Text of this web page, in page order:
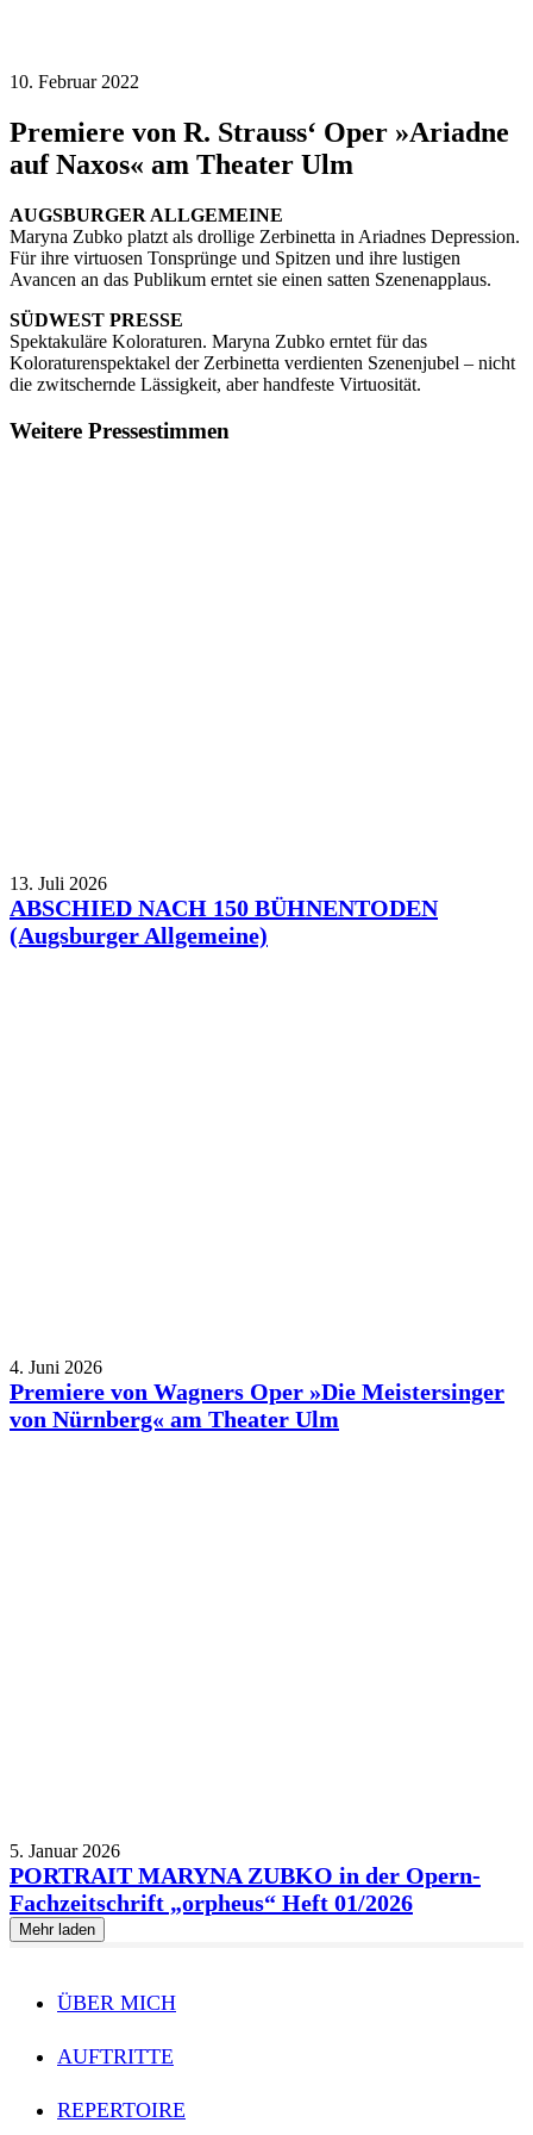
10. Februar 2022
Premiere von R. Strauss‘ Oper »Ariadne
auf Naxos« am Theater Ulm
AUGSBURGER ALLGEMEINE
Maryna Zubko platzt als drollige Zerbinetta in Ariadnes Depression.
Für ihre virtuosen Tonsprünge und Spitzen und ihre lustigen
Avancen an das Publikum erntet sie einen satten Szenenapplaus.
SÜDWEST PRESSE
Spektakuläre Koloraturen. Maryna Zubko erntet für das
Koloraturenspektakel der Zerbinetta verdienten Szenenjubel – nicht
die zwitschernde Lässigkeit, aber handfeste Virtuosität.
Weitere Pressestimmen
13. Juli 2026
ABSCHIED NACH 150 BÜHNENTODEN
(Augsburger Allgemeine)
4. Juni 2026
Premiere von Wagners Oper »Die Meistersinger
von Nürnberg« am Theater Ulm
5. Januar 2026
PORTRAIT MARYNA ZUBKO in der Opern-
Fachzeitschrift „orpheus“ Heft 01/2026
Mehr laden
ÜBER MICH
AUFTRITTE
REPERTOIRE